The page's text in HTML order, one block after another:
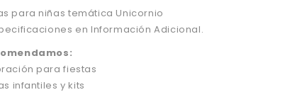
para niñas temática Unicornio
en Información Adicional.
para fiestas
infantiles y kits